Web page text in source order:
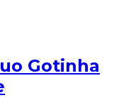
Gotinha